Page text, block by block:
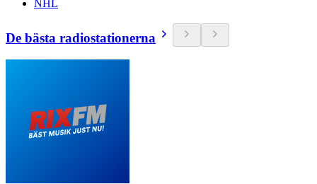
NHL
De bästa radiostationerna